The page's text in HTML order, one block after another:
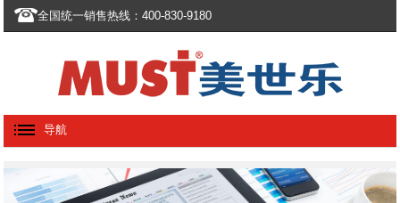
全国统一销售热线：400-830-9180
导航